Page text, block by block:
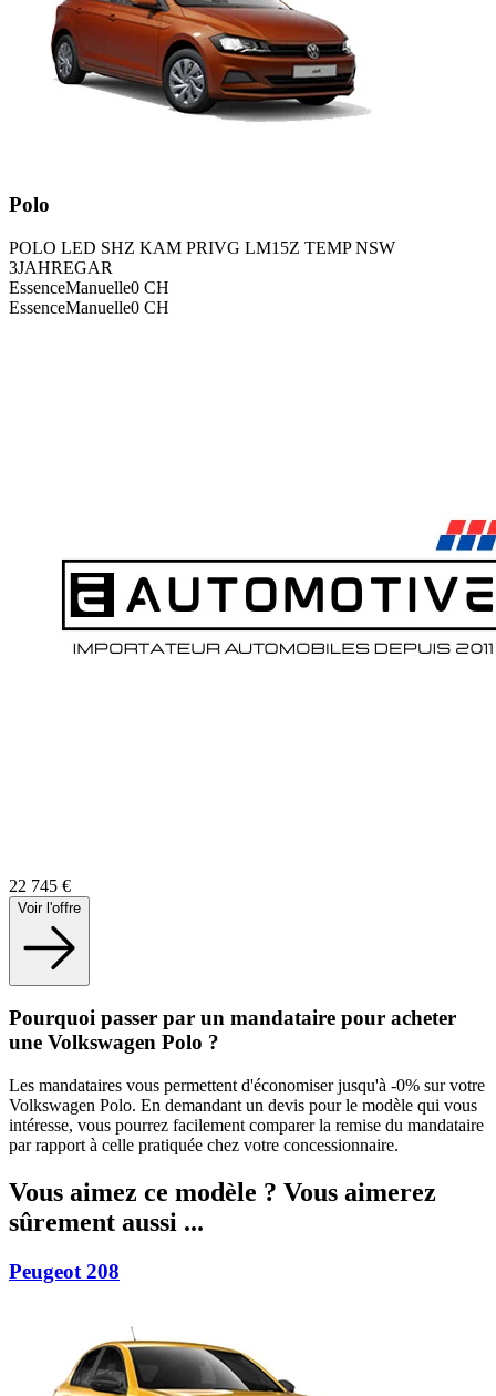
Polo
POLO LED SHZ KAM PRIVG LM15Z TEMP NSW
3JAHREGAR
EssenceManuelle0 CH
EssenceManuelle0 CH
22 745 €
Voir l'offre
Pourquoi passer par un mandataire pour acheter
une Volkswagen Polo ?
Les mandataires vous permettent d'économiser jusqu'à -0% sur votre
Volkswagen Polo. En demandant un devis pour le modèle qui vous
intéresse, vous pourrez facilement comparer la remise du mandataire
par rapport à celle pratiquée chez votre concessionnaire.
Vous aimez ce modèle ? Vous aimerez
sûrement aussi ...
Peugeot 208